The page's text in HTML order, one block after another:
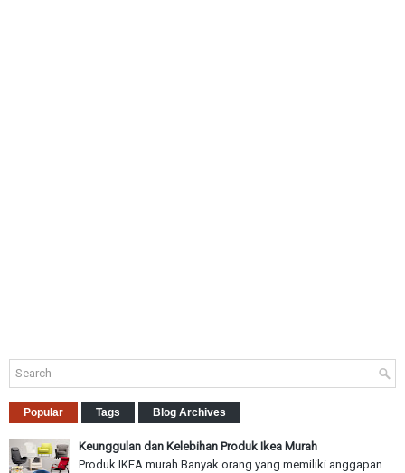
Popular Tags Blog Archives
Keunggulan dan Kelebihan Produk Ikea Murah
Produk IKEA murah Banyak orang yang memiliki anggapan